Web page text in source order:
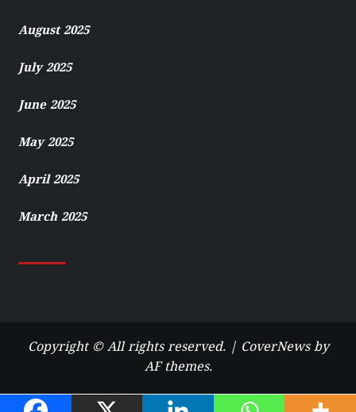
August 2025
July 2025
June 2025
May 2025
April 2025
March 2025
Copyright © All rights reserved. | CoverNewsby
AF themes.